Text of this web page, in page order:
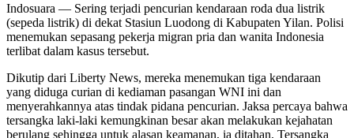
Indosuara — Sering terjadi pencurian kendaraan roda dua listrik
(sepeda listrik) di dekat Stasiun Luodong di Kabupaten Yilan. Polisi
menemukan sepasang pekerja migran pria dan wanita Indonesia
terlibat dalam kasus tersebut.
Dikutip dari Liberty News, mereka menemukan tiga kendaraan
yang diduga curian di kediaman pasangan WNI ini dan
menyerahkannya atas tindak pidana pencurian. Jaksa percaya bahwa
tersangka laki-laki kemungkinan besar akan melakukan kejahatan
berulang sehingga untuk alasan keamanan, ia ditahan. Tersangka